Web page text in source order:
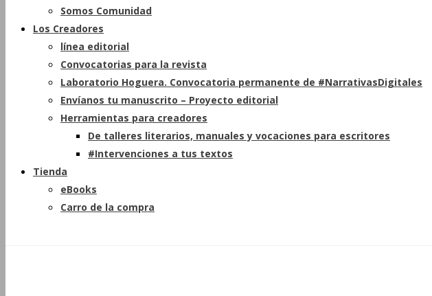
Somos Comunidad
Los Creadores
línea editorial
Convocatorias para la revista
Laboratorio Hoguera. Convocatoria permanente de #NarrativasDigitales
Envíanos tu manuscrito – Proyecto editorial
Herramientas para creadores
De talleres literarios, manuales y vocaciones para escritores
#Intervenciones a tus textos
Tienda
eBooks
Carro de la compra